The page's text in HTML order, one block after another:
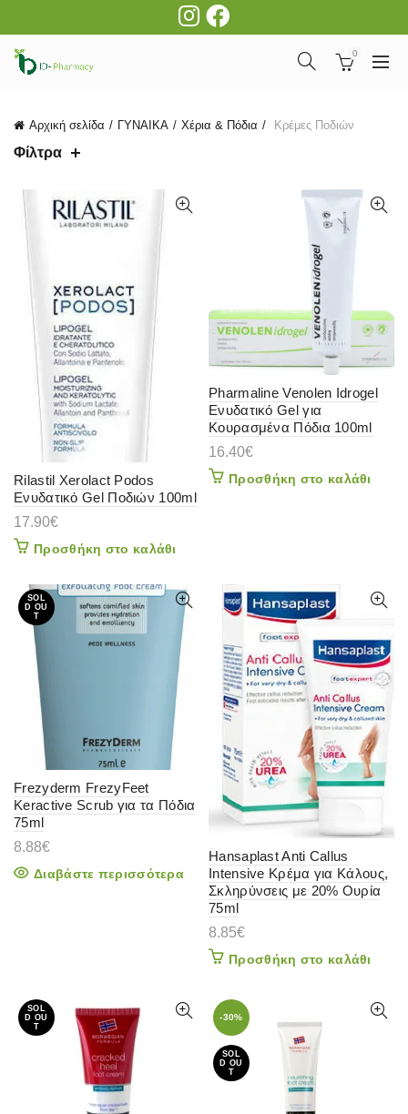
0
Αρχική σελίδα ΓΥΝΑΙΚΑ Χέρια & Πόδια Κρέμες Ποδιών
Φίλτρα
Rilastil Xerolact Podos
Ενυδατικό Gel Ποδιών 100ml
17.90€
Προσθήκη στο καλάθι
Pharmaline Venolen Idrogel
Ενυδατικό Gel για
Κουρασμένα Πόδια 100ml
16.40€
Προσθήκη στο καλάθι
SOL
D OU
T
Frezyderm FrezyFeet
Keractive Scrub για τα Πόδια
75ml
8.88€
Διαβάστε περισσότερα
Hansaplast Anti Callus
Intensive Κρέμα για Κάλους,
Σκληρύνσεις με 20% Ουρία
75ml
8.85€
Προσθήκη στο καλάθι
SOL
D OU
T
-30%
SOL
D OU
T